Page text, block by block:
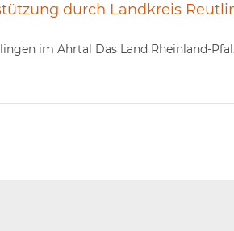
durch Landkreis
im Ahrtal Das Land Rheinland-